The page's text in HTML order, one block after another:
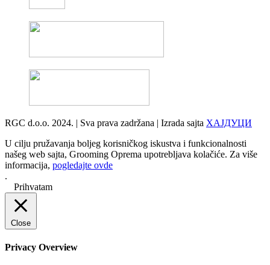
RGC d.o.o. 2024. | Sva prava zadržana | Izrada sajta ХАЈДУЦИ
U cilju pružavanja boljeg korisničkog iskustva i funkcionalnosti
našeg web sajta, Grooming Oprema upotrebljava kolačiće. Za više
informacija, pogledajte ovde
.
Prihvatam
Close
Privacy Overview